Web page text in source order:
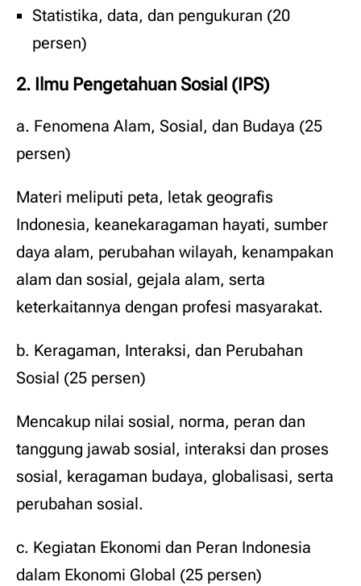
Statistika, data, dan pengukuran (20
persen)
2. Ilmu Pengetahuan Sosial (IPS)
a. Fenomena Alam, Sosial, dan Budaya (25
persen)
Materi meliputi peta, letak geografis
Indonesia, keanekaragaman hayati, sumber
daya alam, perubahan wilayah, kenampakan
alam dan sosial, gejala alam, serta
keterkaitannya dengan profesi masyarakat.
b. Keragaman, Interaksi, dan Perubahan
Sosial (25 persen)
Mencakup nilai sosial, norma, peran dan
tanggung jawab sosial, interaksi dan proses
sosial, keragaman budaya, globalisasi, serta
perubahan sosial.
c. Kegiatan Ekonomi dan Peran Indonesia
dalam Ekonomi Global (25 persen)